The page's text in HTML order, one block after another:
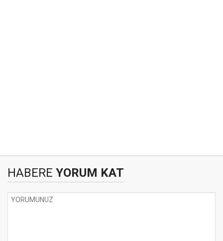
HABERE YORUM KAT